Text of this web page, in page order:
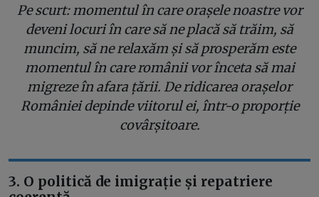
Pe scurt: momentul în care orașele noastre vor
deveni locuri în care să ne placă să trăim, să
muncim, să ne relaxăm și să prosperăm este
momentul în care românii vor înceta să mai
migreze în afara țării. De ridicarea orașelor
României depinde viitorul ei, într-o proporție
covârșitoare.
3. O politică de imigrație și repatriere